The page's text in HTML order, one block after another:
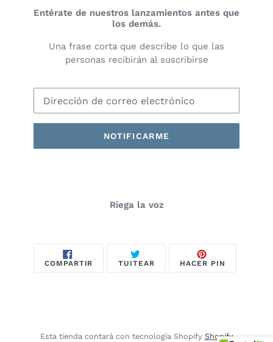
Entérate de nuestros lanzamientos antes que
los demás.
Una frase corta que describe lo que las
personas recibirán al suscribirse
Electrónico
NOTIFICARME
Riega la voz
COMPARTIR COMPARTIR
TUITEARTUITEARHACER PIN
Esta tienda contará con tecnología Shopify Shopify